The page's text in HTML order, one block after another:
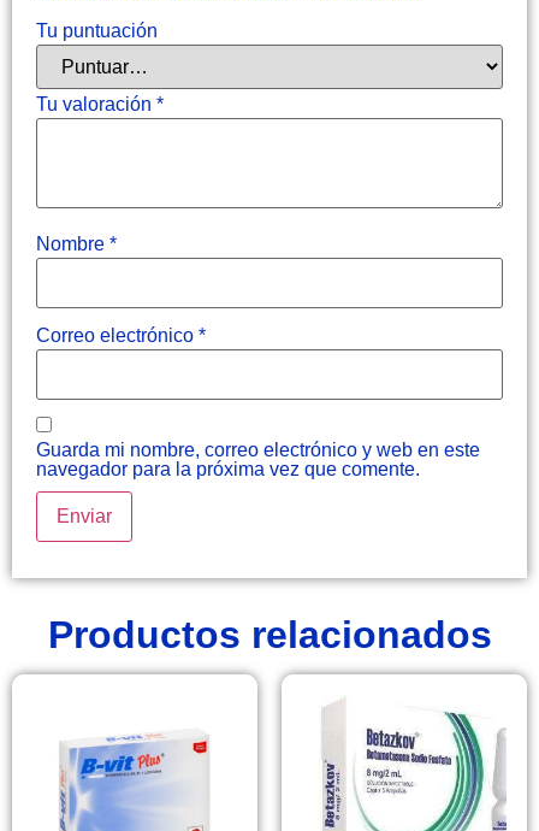
Tu puntuación
Tu valoración *
Nombre *
Correo electrónico *
Guarda mi nombre, correo electrónico y web en este
navegador para la próxima vez que comente.
Productos relacionados